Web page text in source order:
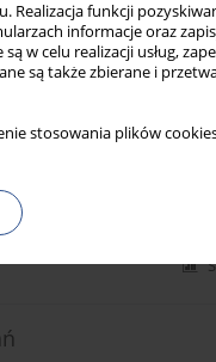
Realizacja funkcji
informacje oraz
w celu realizacji usług,
są także zbierane i
stosowania plików